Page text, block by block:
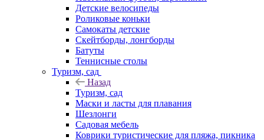
Детские велосипеды
Роликовые коньки
Самокаты детские
Скейтборды, лонгборды
Батуты
Теннисные столы
Туризм, сад
Назад
Туризм, сад
Маски и ласты для плавания
Шезлонги
Садовая мебель
Коврики туристические для пляжа, пикника